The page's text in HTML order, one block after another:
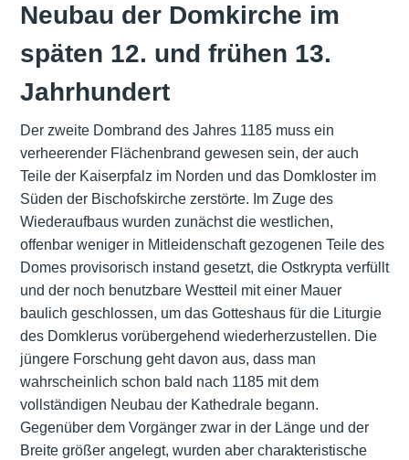
Neubau der Domkirche im
späten 12. und frühen 13.
Jahrhundert
Der zweite Dombrand des Jahres 1185 muss ein
verheerender Flächenbrand gewesen sein, der auch
Teile der Kaiserpfalz im Norden und das Domkloster im
Süden der Bischofskirche zerstörte. Im Zuge des
Wiederaufbaus wurden zunächst die westlichen,
offenbar weniger in Mitleidenschaft gezogenen Teile des
Domes provisorisch instand gesetzt, die Ostkrypta verfüllt
und der noch benutzbare Westteil mit einer Mauer
baulich geschlossen, um das Gotteshaus für die Liturgie
des Domklerus vorübergehend wiederherzustellen. Die
jüngere Forschung geht davon aus, dass man
wahrscheinlich schon bald nach 1185 mit dem
vollständigen Neubau der Kathedrale begann.
Gegenüber dem Vorgänger zwar in der Länge und der
Breite größer angelegt, wurden aber charakteristische